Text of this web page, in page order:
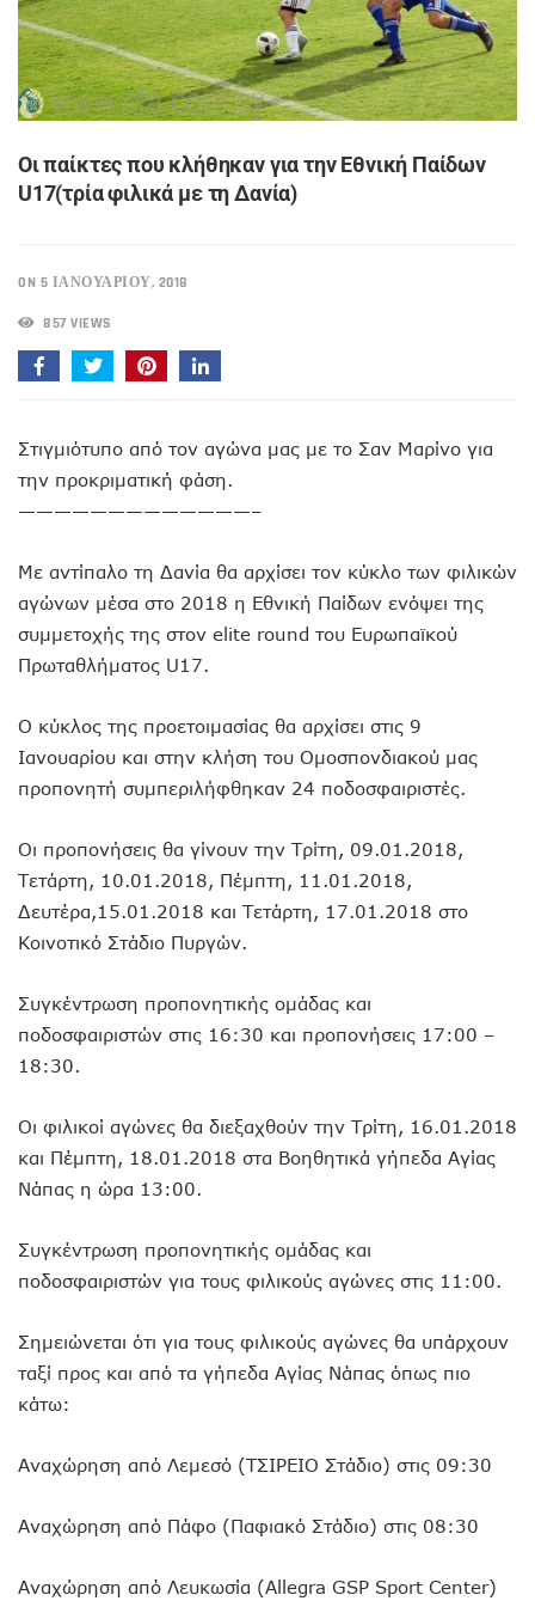
Οι παίκτες που κλήθηκαν για την Εθνική Παίδων
U17(τρία φιλικά με τη Δανία)
ON 5 ΙΑΝΟΥΑΡΊΟΥ, 2018
857 VIEWS
Στιγμιότυπο από τον αγώνα μας με το Σαν Μαρίνο για
την προκριματική φάση.
—————————————–
Με αντίπαλο τη Δανία θα αρχίσει τον κύκλο των φιλικών
αγώνων μέσα στο 2018 η Εθνική Παίδων ενόψει της
συμμετοχής της στον elite round του Ευρωπαϊκού
Πρωταθλήματος U17.
Ο κύκλος της προετοιμασίας θα αρχίσει στις 9
Ιανουαρίου και στην κλήση του Ομοσπονδιακού μας
προπονητή συμπεριλήφθηκαν 24 ποδοσφαιριστές.
Οι προπονήσεις θα γίνουν την Τρίτη, 09.01.2018,
Τετάρτη, 10.01.2018, Πέμπτη, 11.01.2018,
Δευτέρα,15.01.2018 και Τετάρτη, 17.01.2018 στο
Κοινοτικό Στάδιο Πυργών.
Συγκέντρωση προπονητικής ομάδας και
ποδοσφαιριστών στις 16:30 και προπονήσεις 17:00 –
18:30.
Οι φιλικοί αγώνες θα διεξαχθούν την Τρίτη, 16.01.2018
και Πέμπτη, 18.01.2018 στα Βοηθητικά γήπεδα Αγίας
Νάπας η ώρα 13:00.
Συγκέντρωση προπονητικής ομάδας και
ποδοσφαιριστών για τους φιλικούς αγώνες στις 11:00.
Σημειώνεται ότι για τους φιλικούς αγώνες θα υπάρχουν
ταξί προς και από τα γήπεδα Αγίας Νάπας όπως πιο
κάτω:
Αναχώρηση από Λεμεσό (ΤΣΙΡΕΙΟ Στάδιο) στις 09:30
Αναχώρηση από Πάφο (Παφιακό Στάδιο) στις 08:30
Αναχώρηση από Λευκωσία (Allegra GSP Sport Center)